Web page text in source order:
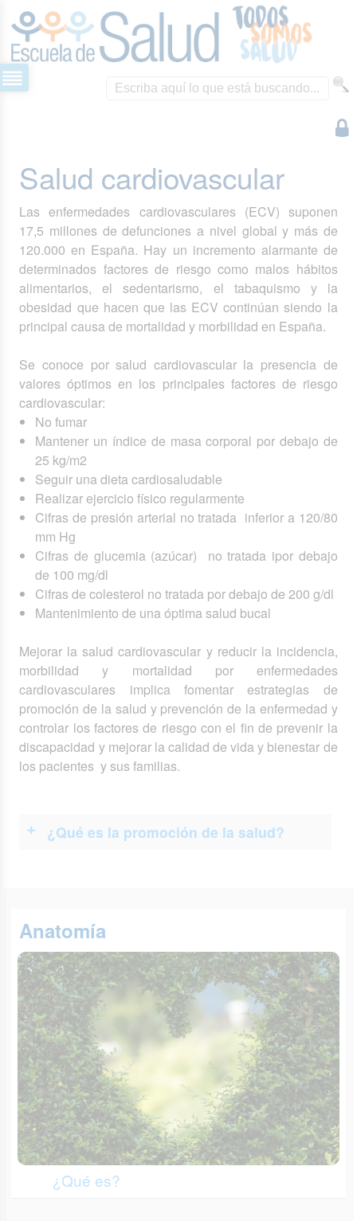
Salud cardiovascular
Las enfermedades cardiovasculares (ECV) suponen
17,5 millones de defunciones a nivel global y más de
120.000 en España. Hay un incremento alarmante de
determinados factores de riesgo como malos hábitos
alimentarios, el sedentarismo, el tabaquismo y la
obesidad que hacen que las ECV continúan siendo la
principal causa de mortalidad y morbilidad en España.
Se conoce por salud cardiovascular la presencia de
valores óptimos en los principales factores de riesgo
cardiovascular:
No fumar
Mantener un índice de masa corporal por debajo de
25 kg/m2
Seguir una dieta cardiosaludable
Realizar ejercicio físico regularmente
Cifras de presión arterial no tratada inferior a 120/80
mm Hg
Cifras de glucemia (azúcar) no tratada ipor debajo
de 100 mg/dl
Cifras de colesterol no tratada por debajo de 200 g/dl
Mantenimiento de una óptima salud bucal
Mejorar la salud cardiovascular y reducir la incidencia,
morbilidad y mortalidad por enfermedades
cardiovasculares implica fomentar estrategias de
promoción de la salud y prevención de la enfermedad y
controlar los factores de riesgo con el fin de prevenir la
discapacidad y mejorar la calidad de vida y bienestar de
los pacientes y sus familias.
¿Qué es la promoción de la salud?
Anatomía
¿Qué es?